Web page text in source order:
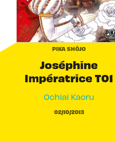
PIKA SHÔJO
Joséphine
Impératrice T01
Ochiai Kaoru
02/10/2013